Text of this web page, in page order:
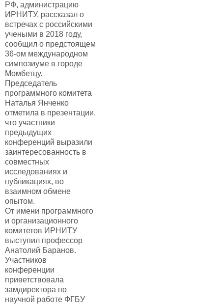
РФ, администрацию
ИРНИТУ, рассказал о
встречах с российскими
учеными в 2018 году,
сообщил о предстоящем
36-ом международном
симпозиуме в городе
Момбетцу.
Председатель
программного комитета
Наталья Янченко
отметила в презентации,
что участники
предыдущих
конференций выразили
заинтересованность в
совместных
исследованиях и
публикациях, во
взаимном обмене
опытом.
От имени программного
и организационного
комитетов ИРНИТУ
выступил профессор
Анатолий Баранов.
Участников
конференции
приветствовала
замдиректора по
научной работе ФГБУ